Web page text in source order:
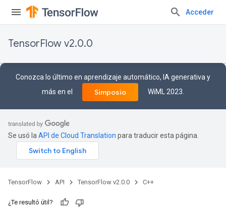
Acceder
TensorFlow v2.0.0
Conozca lo último en aprendizaje automático, IA generativa y
más en el
Simposio WiML 2023.
Se usó la API de Cloud Translation para traducir esta página.
TensorFlow API TensorFlow v2.0.0 C++
¿Te resultó útil?